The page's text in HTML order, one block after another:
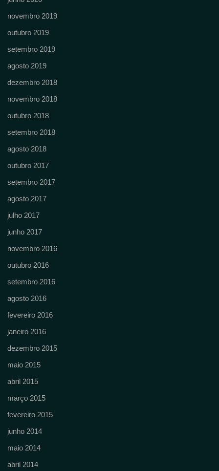
novembro 2019
outubro 2019
setembro 2019
agosto 2019
dezembro 2018
novembro 2018
outubro 2018
setembro 2018
agosto 2018
outubro 2017
setembro 2017
agosto 2017
julho 2017
junho 2017
novembro 2016
outubro 2016
setembro 2016
agosto 2016
fevereiro 2016
janeiro 2016
dezembro 2015
maio 2015
abril 2015
março 2015
fevereiro 2015
junho 2014
maio 2014
abril 2014